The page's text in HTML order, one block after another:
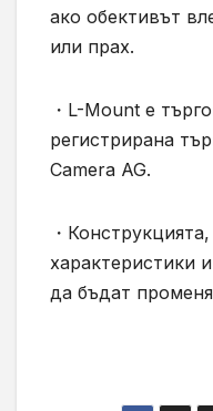
ако обективът
или прах.
・L-Mount е
регистрирана
Camera AG.
・
характеристики
да бъдат